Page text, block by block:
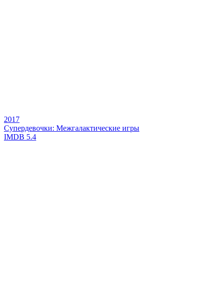
2017
Супердевочки: Межгалактические игры
IMDB 5.4